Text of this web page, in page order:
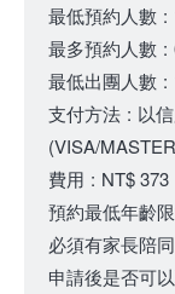
最低預約人數 :
最多預約人數 :
最低出團人數 :
支付方法 : 以
(VISA/
費用 : NT$ 373
預約最低年齡
必須有家長陪
申請後是否可